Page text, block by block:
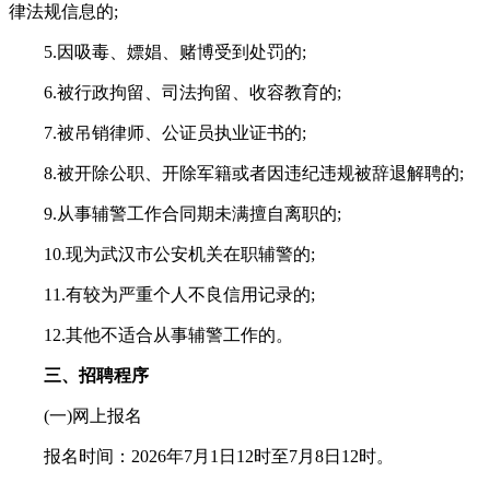
律法规信息的;
5.因吸毒、嫖娼、赌博受到处罚的;
6.被行政拘留、司法拘留、收容教育的;
7.被吊销律师、公证员执业证书的;
8.被开除公职、开除军籍或者因违纪违规被辞退解聘的;
9.从事辅警工作合同期未满擅自离职的;
10.现为武汉市公安机关在职辅警的;
11.有较为严重个人不良信用记录的;
12.其他不适合从事辅警工作的。
三、招聘程序
(一)网上报名
报名时间：2026年7月1日12时至7月8日12时。